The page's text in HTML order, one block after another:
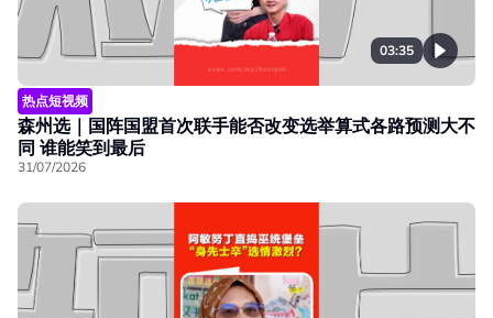
03:35
热点短视频
森州选｜国阵国盟首次联手能否改变选举算式各路预测大不
同 谁能笑到最后
31/07/2026